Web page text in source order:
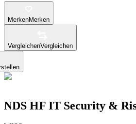
MerkenMerken
VergleichenVergleichen
NDS HF IT Security &